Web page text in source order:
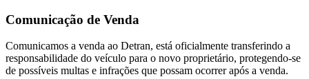
Comunicação de Venda
Comunicamos a venda ao Detran, está oficialmente transferindo a
responsabilidade do veículo para o novo proprietário, protegendo-se
de possíveis multas e infrações que possam ocorrer após a venda.